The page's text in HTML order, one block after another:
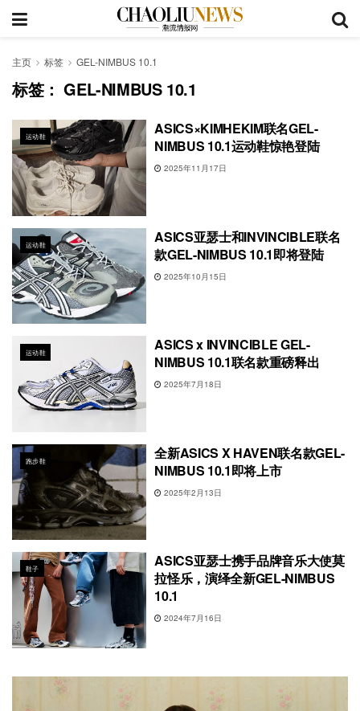
主页 标签 GEL-NIMBUS 10.1
标签：GEL-NIMBUS 10.1
运动鞋
ASICS×KIMHEKIM联名GEL-
NIMBUS 10.1运动鞋惊艳登陆
2025年11月17日
运动鞋
ASICS亚瑟士和INVINCIBLE联名
款GEL-NIMBUS 10.1即将登陆
2025年10月15日
运动鞋
ASICS x INVINCIBLE GEL-
NIMBUS 10.1联名款重磅释出
2025年7月18日
跑步鞋
全新ASICS X HAVEN联名款GEL-
NIMBUS 10.1即将上市
2025年2月13日
鞋子
ASICS亚瑟士携手品牌音乐大使莫
拉怪乐，演绎全新GEL-NIMBUS
10.1
2024年7月16日